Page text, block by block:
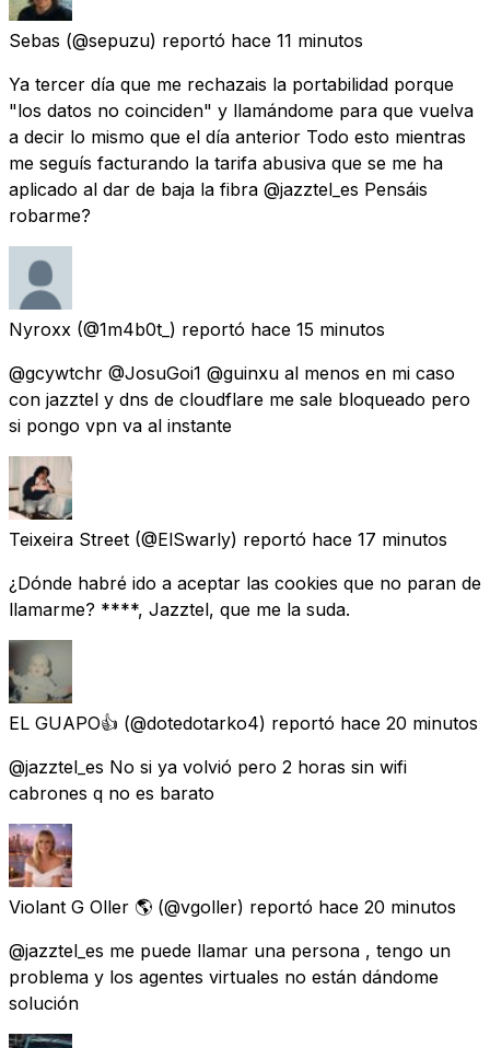
Sebas (@sepuzu) reportó hace 11 minutos
Ya tercer día que me rechazais la portabilidad porque
"los datos no coinciden" y llamándome para que vuelva
a decir lo mismo que el día anterior Todo esto mientras
me seguís facturando la tarifa abusiva que se me ha
aplicado al dar de baja la fibra @jazztel_es Pensáis
robarme?
Nyroxx (@1m4b0t_) reportó hace 15 minutos
@gcywtchr @JosuGoi1 @guinxu al menos en mi caso
con jazztel y dns de cloudflare me sale bloqueado pero
si pongo vpn va al instante
Teixeira Street (@ElSwarly) reportó hace 17 minutos
¿Dónde habré ido a aceptar las cookies que no paran de
llamarme? ****, Jazztel, que me la suda.
EL GUAPO👍 (@dotedotarko4) reportó hace 20 minutos
@jazztel_es No si ya volvió pero 2 horas sin wifi
cabrones q no es barato
Violant G Oller 🌎 (@vgoller) reportó hace 20 minutos
@jazztel_es me puede llamar una persona , tengo un
problema y los agentes virtuales no están dándome
solución